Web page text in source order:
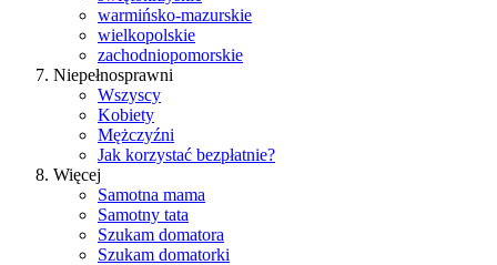
warmińsko-mazurskie
wielkopolskie
zachodniopomorskie
Niepełnosprawni
Wszyscy
Kobiety
Mężczyźni
Jak korzystać bezpłatnie?
Więcej
Samotna mama
Samotny tata
Szukam domatora
Szukam domatorki